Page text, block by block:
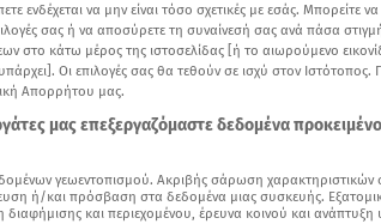
ενδέχεται να μην είναι τόσο σχετικές με εσάς. Μπορείτε
σας ή να αποσύρετε τη συναίνεσή σας ανά πάσα
στο κάτω μέρος της ιστοσελίδας [ή το αιωρούμενο
Οι επιλογές σας θα τεθούν σε ισχύ στον Ιστότοπος.
Απορρήτου μας.
μας επεξεργαζόμαστε δεδομένα
γεωεντοπισμού. Ακριβής σάρωση χαρακτηριστικών
ή/και πρόσβαση στα δεδομένα μιας συσκευής.
διαφήμισης και περιεχομένου, έρευνα κοινού και ανάπτυξη